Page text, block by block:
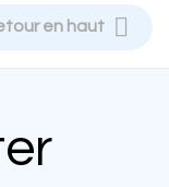
en haut 